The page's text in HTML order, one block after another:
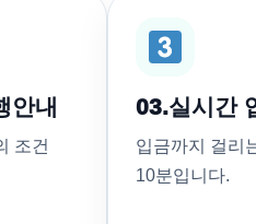
안내
조건
03.실시간
입금까지 걸리
10분입니다.